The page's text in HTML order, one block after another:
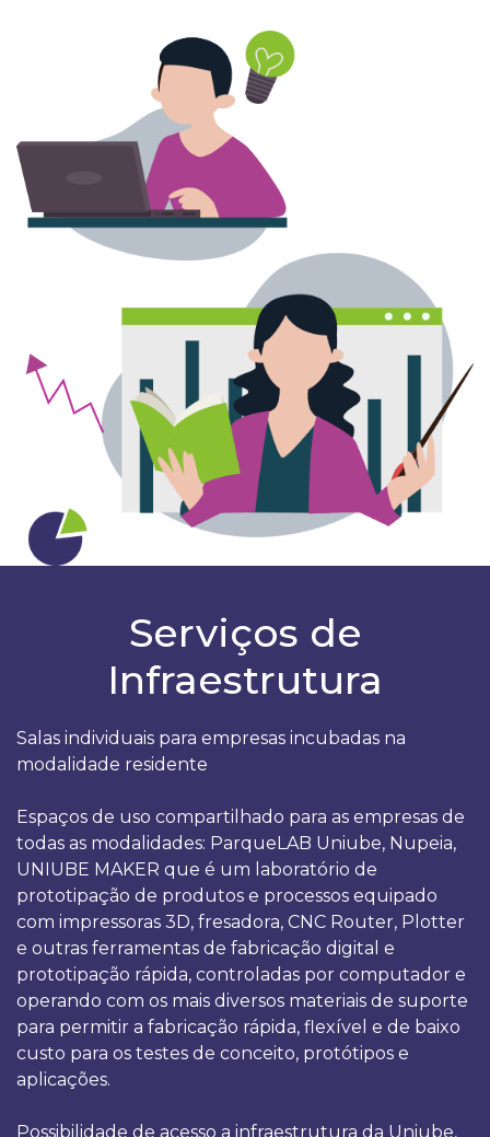
Serviços de
Infraestrutura
Salas individuais para empresas incubadas na
modalidade residente
Espaços de uso compartilhado para as empresas de
todas as modalidades: ParqueLAB Uniube, Nupeia,
UNIUBE MAKER que é um laboratório de
prototipação de produtos e processos equipado
com impressoras 3D, fresadora, CNC Router, Plotter
e outras ferramentas de fabricação digital e
prototipação rápida, controladas por computador e
operando com os mais diversos materiais de suporte
para permitir a fabricação rápida, flexível e de baixo
custo para os testes de conceito, protótipos e
aplicações.
Possibilidade de acesso a infraestrutura da Uniube,